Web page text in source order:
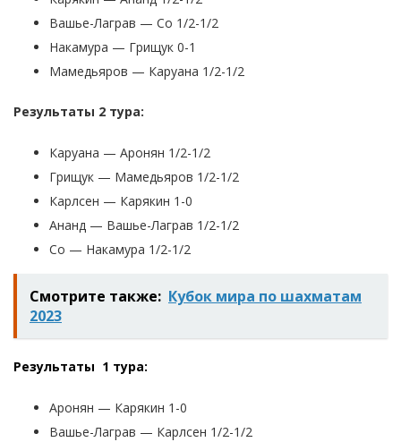
Вашье-Лаграв — Со 1/2-1/2
Накамура — Грищук 0-1
Мамедьяров — Каруана 1/2-1/2
Результаты 2 тура:
Каруана — Аронян 1/2-1/2
Грищук — Мамедьяров 1/2-1/2
Карлсен — Карякин 1-0
Ананд — Вашье-Лаграв 1/2-1/2
Со — Накамура 1/2-1/2
Смотрите также: Кубок мира по шахматам
2023
Результаты 1 тура:
Аронян — Карякин 1-0
Вашье-Лаграв — Карлсен 1/2-1/2